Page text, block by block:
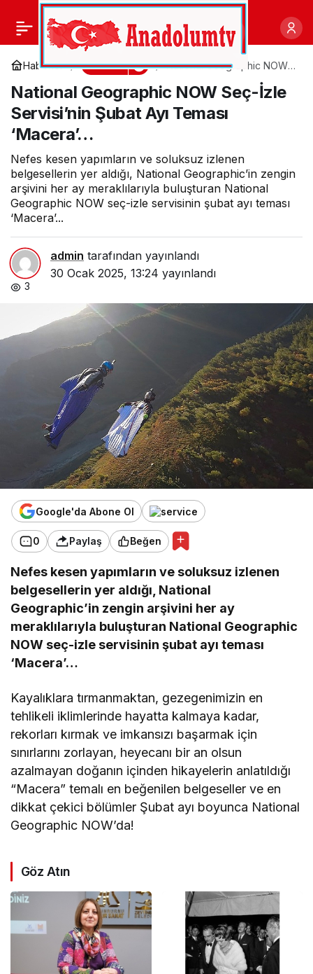
Haberler Kültür
National Geographic NOW
Ayı Teması ‘Macera’…
National Geographic NOW Seç-İzle
Servisi’nin Şubat Ayı Teması
‘Macera’…
Nefes kesen yapımların ve soluksuz izlenen
belgesellerin yer aldığı, National Geographic’in zengin
arşivini her ay meraklılarıyla buluşturan National
Geographic NOW seç-izle servisinin şubat ayı teması
‘Macera’...
admin tarafından yayınlandı
30 Ocak 2025, 13:24 yayınlandı
3
Google'da Abone Ol
0 Paylaş Beğen
Nefes kesen yapımların ve soluksuz izlenen
belgesellerin yer aldığı, National
Geographic’in zengin arşivini her ay
meraklılarıyla buluşturan National Geographic
NOW seç-izle servisinin şubat ayı teması
‘Macera’…
Kayalıklara tırmanmaktan, gezegenimizin en
tehlikeli iklimlerinde hayatta kalmaya kadar,
rekorları kırmak ve imkansızı başarmak için
sınırlarını zorlayan, heyecanı bir an olsun
azalmayan doğanın içinden hikayelerin anlatıldığı
“Macera” temalı en beğenilen belgeseller ve en
dikkat çekici bölümler Şubat ayı boyunca National
Geographic NOW’da!
Göz Atın
Samsung, Google ile
geliştirdiği 3 boyutlu ses
teknolojisi Eclipsa
Audio’yu 2025 serisi TV
ve Soundbar’larına
entegre ediyor
Paylaş